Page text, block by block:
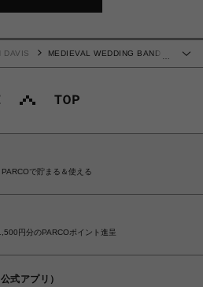
…
DAVIS
MEDIEVAL WEDDING BAND リ
で貯まる＆使える
円分のPARCOポイント進呈
式アプリ）